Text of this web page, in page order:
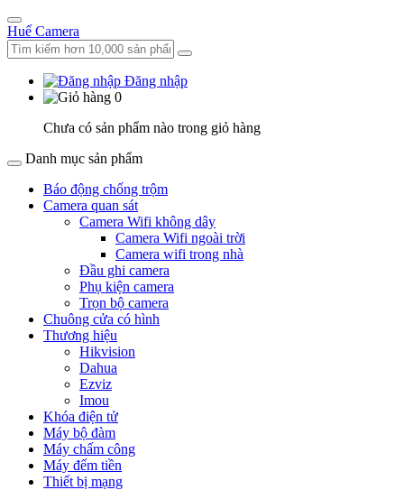
Huế Camera
Đăng nhập
0
Chưa có sản phẩm nào trong giỏ hàng
Danh mục sản phẩm
Báo động chống trộm
Camera quan sát
Camera Wifi không dây
Camera Wifi ngoài trời
Camera wifi trong nhà
Đầu ghi camera
Phụ kiện camera
Trọn bộ camera
Chuông cửa có hình
Thương hiệu
Hikvision
Dahua
Ezviz
Imou
Khóa điện tử
Máy bộ đàm
Máy chấm công
Máy đếm tiền
Thiết bị mạng